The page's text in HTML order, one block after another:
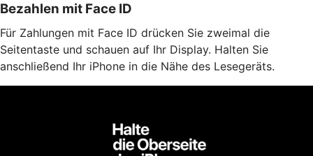
Bezahlen mit Face ID
Für Zahlungen mit Face ID drücken Sie zweimal die
Seitentaste und schauen auf Ihr Display. Halten Sie
anschließend Ihr iPhone in die Nähe des Lesegeräts.